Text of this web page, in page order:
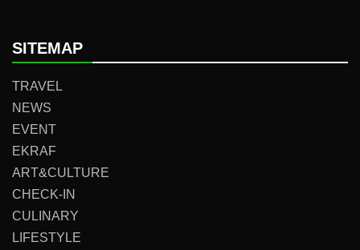
SITEMAP
TRAVEL
NEWS
EVENT
EKRAF
ART&CULTURE
CHECK-IN
CULINARY
LIFESTYLE